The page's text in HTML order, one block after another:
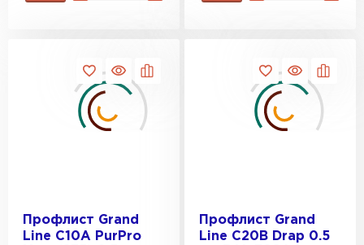
Профлист Grand
Line C10A PurPro
Профлист Grand
Line С20В Drap 0.5